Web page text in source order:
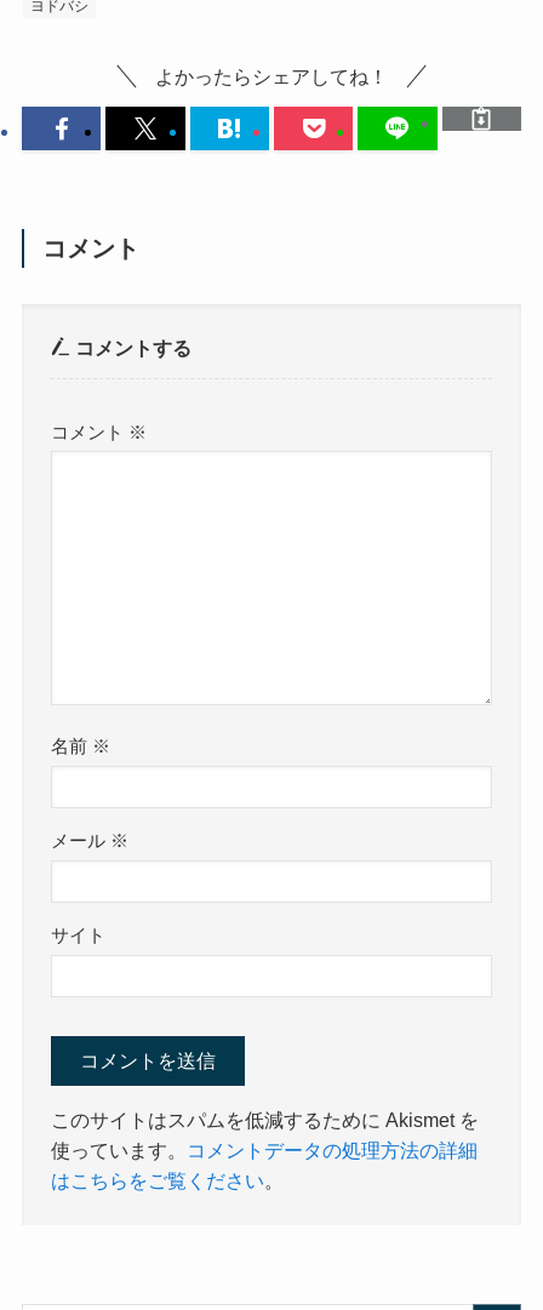
ヨドバシ
よかったらシェアしてね！
コメント
コメントする
コメント ※
名前 ※
メール ※
サイト
このサイトはスパムを低減するために Akismet を
使っています。
コメントデータの処理方法の詳細
はこちらをご覧ください。